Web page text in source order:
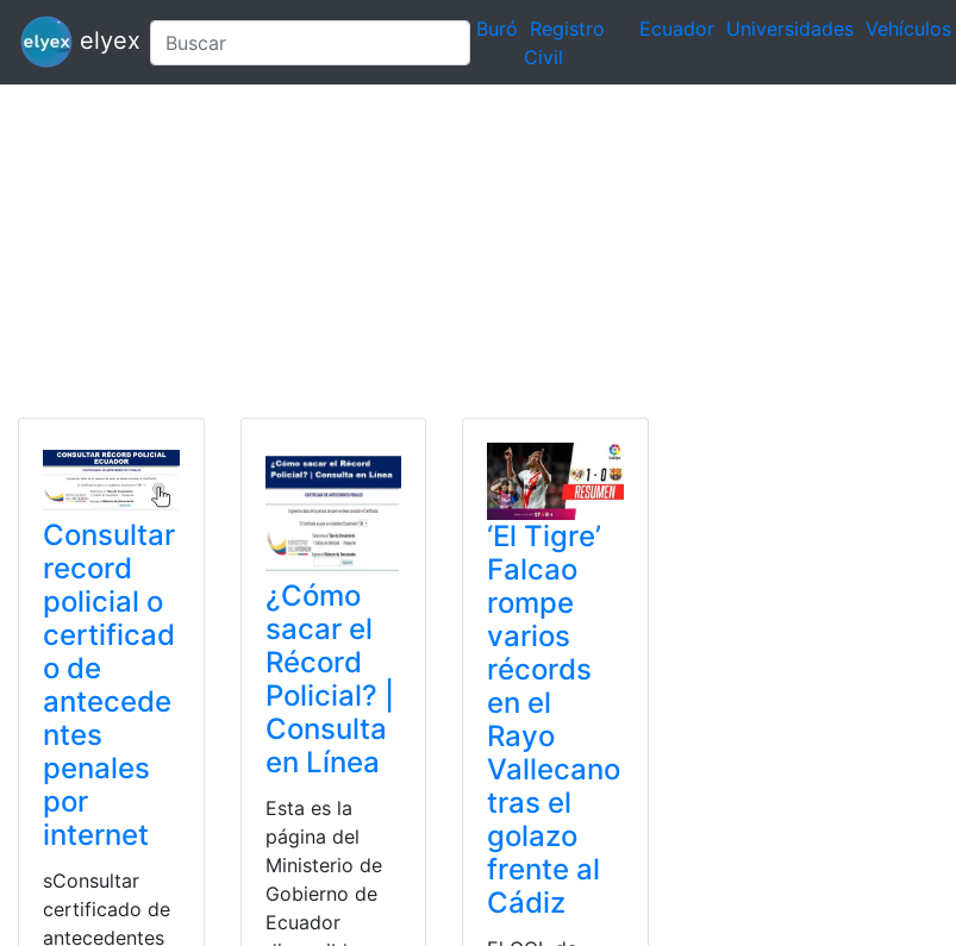
elyex Buró Registro
Civil
Ecuador Universidades Vehículos
Consultar
record
policial o
certificad
o de
antecede
ntes
penales
por
internet
sConsultar
certificado de
antecedentes
¿Cómo
sacar el
Récord
Policial? |
Consulta
en Línea
Esta es la
página del
Ministerio de
Gobierno de
Ecuador
‘El Tigre’
Falcao
rompe
varios
récords
en el
Rayo
Vallecano
tras el
golazo
frente al
Cádiz